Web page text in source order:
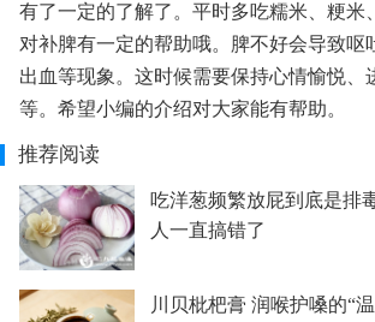
有了一定的了解了。平时多吃糯米、粳米
对补脾有一定的帮助哦。脾不好会导致呕
出血等现象。这时候需要保持心情愉悦、
等。希望小编的介绍对大家能有帮助。
推荐阅读
吃洋葱频繁放屁到底是排
人一直搞错了
川贝枇杷膏 润喉护嗓的“